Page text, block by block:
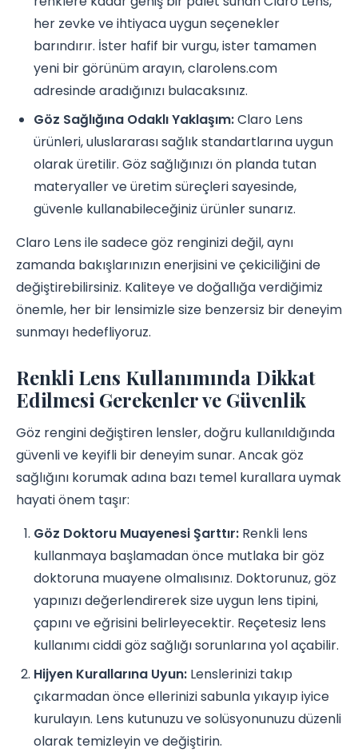
her zevke ve ihtiyaca uygun seçenekler
barındırır. İster hafif bir vurgu, ister tamamen
yeni bir görünüm arayın, clarolens.com
adresinde aradığınızı bulacaksınız.
Göz Sağlığına Odaklı Yaklaşım:Claro Lens
ürünleri, uluslararası sağlık standartlarına uygun
olarak üretilir. Göz sağlığınızı ön planda tutan
materyaller ve üretim süreçleri sayesinde,
güvenle kullanabileceğiniz ürünler sunarız.
Claro Lens ile sadece göz renginizi değil, aynı
zamanda bakışlarınızın enerjisini ve çekiciliğini de
değiştirebilirsiniz. Kaliteye ve doğallığa verdiğimiz
önemle, her bir lensimizle size benzersiz bir deneyim
sunmayı hedefliyoruz.
Renkli Lens Kullanımında Dikkat
Edilmesi Gerekenler ve Güvenlik
Göz rengini değiştiren lensler, doğru kullanıldığında
güvenli ve keyifli bir deneyim sunar. Ancak göz
sağlığını korumak adına bazı temel kurallara uymak
hayati önem taşır:
Göz Doktoru Muayenesi Şarttır: Renkli lens
kullanmaya başlamadan önce mutlaka bir göz
doktoruna muayene olmalısınız. Doktorunuz, göz
yapınızı değerlendirerek size uygun lens tipini,
çapını ve eğrisini belirleyecektir. Reçetesiz lens
kullanımı ciddi göz sağlığı sorunlarına yol açabilir.
Hijyen Kurallarına Uyun: Lenslerinizi takıp
çıkarmadan önce ellerinizi sabunla yıkayıp iyice
kurulayın. Lens kutunuzu ve solüsyonunuzu düzenli
olarak temizleyin ve değiştirin.